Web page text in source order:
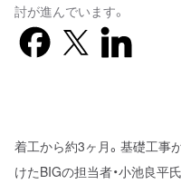
討が進んでいます。
FacebookX previously
着工から約3ヶ月。基礎工事
けたBIGの担当者・小池良平